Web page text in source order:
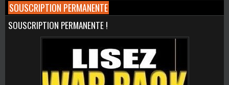
SOUSCRIPTION PERMANENTE
SOUSCRIPTION PERMANENTE !